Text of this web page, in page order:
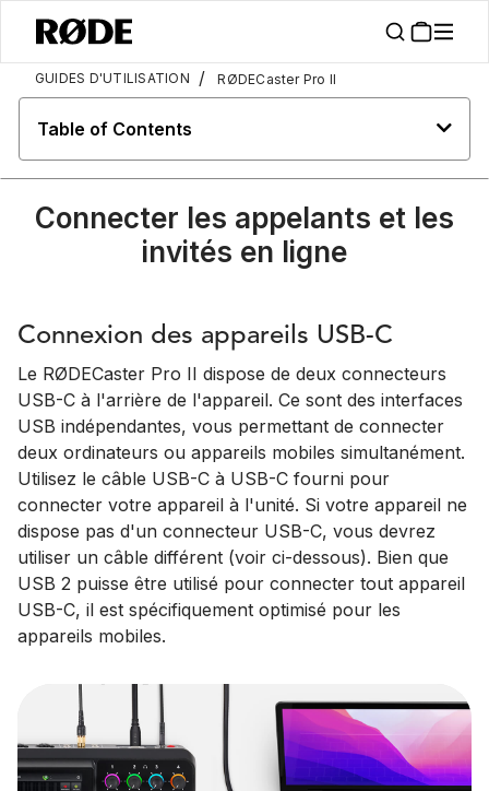
GUIDES D'UTILISATION / RØDECaster Pro II
Table of Contents
Connecter les appelants et les
invités en ligne
Connexion des appareils USB-C
Le RØDECaster Pro II dispose de deux connecteurs
USB-C à l'arrière de l'appareil. Ce sont des interfaces
USB indépendantes, vous permettant de connecter
deux ordinateurs ou appareils mobiles simultanément.
Utilisez le câble USB-C à USB-C fourni pour
connecter votre appareil à l'unité. Si votre appareil ne
dispose pas d'un connecteur USB-C, vous devrez
utiliser un câble différent (voir ci-dessous). Bien que
USB 2 puisse être utilisé pour connecter tout appareil
USB-C, il est spécifiquement optimisé pour les
appareils mobiles.